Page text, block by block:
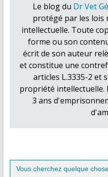
Le blog du Dr Vet
protégé par les lois
intellectuelle. Toute
forme ou son
écrit de son auteur
et constitue une
articles L.3335-2 et
propriété intellectuelle.
3 ans
Search
for: